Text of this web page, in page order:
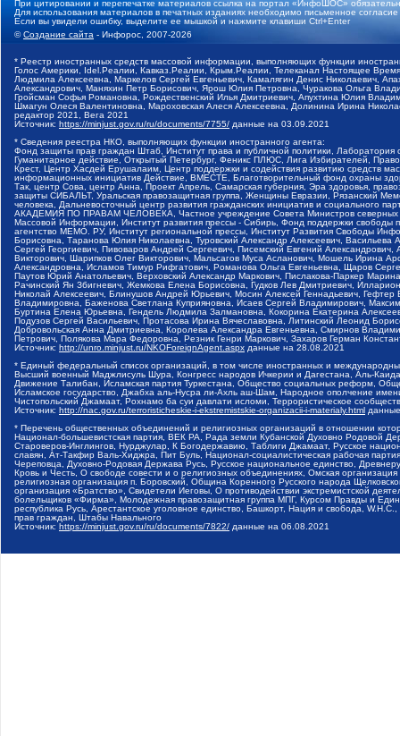
При цитировании и перепечатке материалов ссылка на портал «ИнфоШОС»
Для использования материалов в печатных изданиях необходимо письменное
Если вы увидели ошибку, выделите ее мышкой и нажмите клавиши Ctrl+Enter
©Создание сайта - Инфорос, 2007-2026
* Реестр иностранных средств массовой информации, выполняющих функции
Голос Америки, Idel.Реалии, Кавказ.Реалии, Крым.Реалии, Телеканал Настоящее
Людмила Алексеевна, Маркелов Сергей Евгеньевич, Камалягин Денис Николаевич,
Александрович, Маняхин Петр Борисович, Ярош Юлия Петровна, Чуракова Ольга
Гройсман Софья Романовна, Рождественский Илья Дмитриевич, Апухтина Юлия
Шмагун Олеся Валентиновна, Мароховская Алеся Алексеевна, Долинина Ирина
редактор 2021, Вега 2021
Источник: https://minjust.gov.ru/ru/documents/7755/ данные на 03.09.2021
* Сведения реестра НКО, выполняющих функции иностранного агента:
Фонд защиты прав граждан Штаб, Институт права и публичной политики,
Гуманитарное действие, Открытый Петербург, Феникс ПЛЮС, Лига Избирателей,
Крест, Центр Хасдей Ерушалаим, Центр поддержки и содействия развитию средств
информационных инициатив Действие, ВМЕСТЕ, Благотворительный фонд охраны
Так, центр Сова, центр Анна, Проект Апрель, Самарская губерния, Эра здоровья,
защиты СИБАЛЬТ, Уральская правозащитная группа, Женщины Евразии, Рязанский
человека, Дальневосточный центр развития гражданских инициатив и социального
АКАДЕМИЯ ПО ПРАВАМ ЧЕЛОВЕКА, Частное учреждение Совета Министров северных
Массовой Информации, Институт развития прессы - Сибирь, Фонд поддержки
агентство МЕМО. РУ, Институт региональной прессы, Институт Развития Свободы
Борисовна, Таранова Юлия Николаевна, Туровский Александр Алексеевич,
Сергей Георгиевич, Пивоваров Андрей Сергеевич, Писемский Евгений
Викторович, Шарипков Олег Викторович, Мальсагов Муса Асланович, Мошель Ирина
Александровна, Исламов Тимур Рифгатович, Романова Ольга Евгеньевна, Щаров
Паутов Юрий Анатольевич, Верховский Александр Маркович, Пислакова-Паркер
Рачинский Ян Збигневич, Жемкова Елена Борисовна, Гудков Лев Дмитриевич,
Николай Алексеевич, Блинушов Андрей Юрьевич, Мосин Алексей Геннадьевич,
Владимировна, Баженова Светлана Куприяновна, Исаев Сергей Владимирович,
Буртина Елена Юрьевна, Гендель Людмила Залмановна, Кокорина Екатерина
Подузов Сергей Васильевич, Протасова Ирина Вячеславовна, Литинский Леонид
Добровольская Анна Дмитриевна, Королева Александра Евгеньевна, Смирнов
Петрович, Полякова Мара Федоровна, Резник Генри Маркович, Захаров Герман
Источник: http://unro.minjust.ru/NKOForeignAgent.aspx данные на 28.08.2021
* Единый федеральный список организаций, в том числе иностранных и
Высший военный Маджлисуль Шура, Конгресс народов Ичкерии и Дагестана, Аль-
Движение Талибан, Исламская партия Туркестана, Общество социальных реформ,
Исламское государство, Джабха аль-Нусра ли-Ахль аш-Шам, Народное ополчение
Чистопольский Джамаат, Рохнамо ба суи давлати исломи, Террористическое
Источник: http://nac.gov.ru/terroristicheskie-i-ekstremistskie-organizacii-i-materialy.html
* Перечень общественных объединений и религиозных организаций в отношении
Национал-большевистская партия, ВЕК РА, Рада земли Кубанской Духовно Родовой
Староверов-Инглингов, Нурджулар, К Богодержавию, Таблиги Джамаат, Русское
славян, Ат-Такфир Валь-Хиджра, Пит Буль, Национал-социалистическая рабочая
Череповца, Духовно-Родовая Держава Русь, Русское национальное единство,
Кровь и Честь, О свободе совести и о религиозных объединениях, Омская
религиозная организация п. Боровский, Община Коренного Русского народа
организация «Братство», Свидетели Иеговы, О противодействии экстремистской
болельщиков «Фирма», Молодежная правозащитная группа МПГ, Курсом Правды и
республика Русь, Арестантское уголовное единство, Башкорт, Нация и свобода,
прав граждан, Штабы Навального
Источник: https://minjust.gov.ru/ru/documents/7822/ данные на 06.08.2021